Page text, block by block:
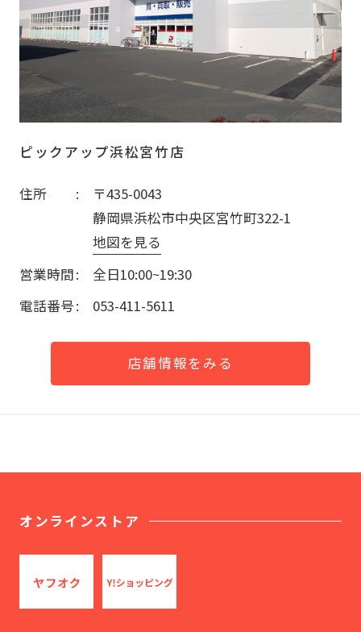
ピックアップ浜松宮竹店
住所
〒435-0043
静岡県浜松市中央区宮竹町322-1
地図を見る
営業時間
全日10:00~19:30
電話番号
053-411-5611
店舗情報をみる
オンラインストア